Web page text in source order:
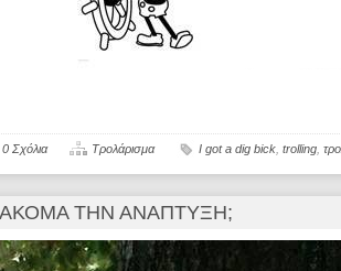
0 Σχόλια Τρολάρισμα I got a dig bick trolling
ΑΚΌΜΑ ΤΗΝ ΑΝΆΠΤΥΞΗ;